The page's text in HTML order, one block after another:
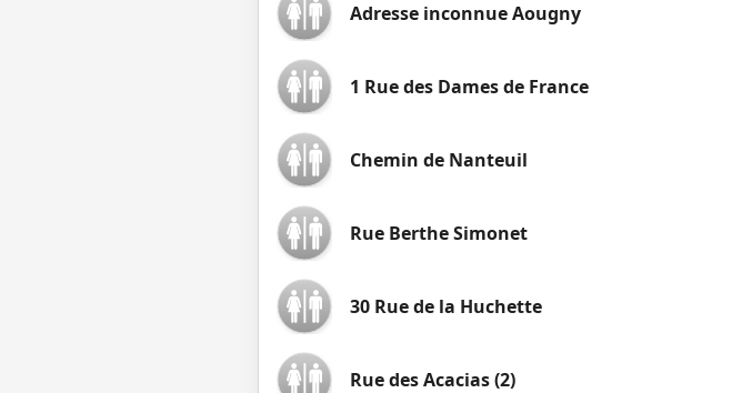
Adresse inconnue Aougny
1 Rue des Dames de France
Chemin de Nanteuil
Rue Berthe Simonet
30 Rue de la Huchette
Rue des Acacias (2)